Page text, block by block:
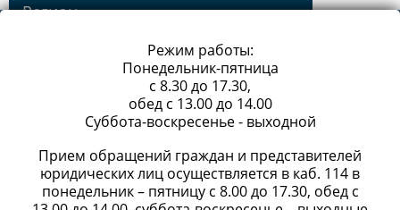
РЕЖИМ РАБОТЫ
Режим работы:
Понедельник-пятница
с 8.30 до 17.30,
обед с 13.00 до 14.00
Суббота-воскресенье - выходной
Прием обращений граждан и представителей
юридических лиц осуществляется в каб. 114 в
понедельник – пятницу с 8.00 до 17.30, обед с
ТЕЛЕФОН/ФАКС:+375 (1717) 5-10-00
Е-MAIL:
info@stolbtsy.gov.by
(для деловой
переписки)
Регион
Сельское хозяйство
Строительство и ЖКХ
Социальная сфера
Инвестору
одно окно